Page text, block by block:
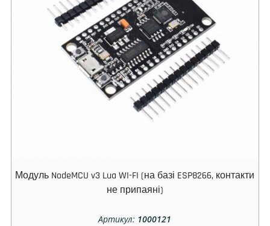
Модуль NodeMCU v3 Lua WI-FI (на базі ESP8266, контакти
не припаяні)
Артикул: 1000121